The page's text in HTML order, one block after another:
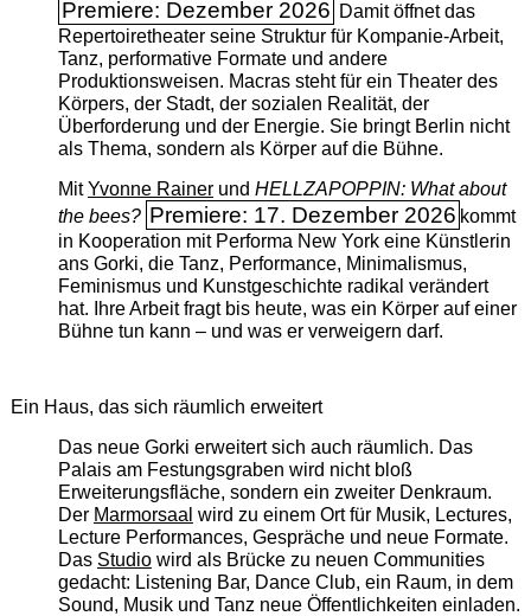
Premiere: Dezember 2026 Damit öffnet das
Repertoiretheater seine Struktur für Kompanie-Arbeit,
Tanz, performative Formate und andere
Produktionsweisen. Macras steht für ein Theater des
Körpers, der Stadt, der sozialen Realität, der
Überforderung und der Energie. Sie bringt Berlin nicht
als Thema, sondern als Körper auf die Bühne.
MitYvonne Rainerund HELLZAPOPPIN: What about
the bees? Premiere: 17. Dezember 2026 kommt
in Kooperation mit Performa New York eine Künstlerin
ans Gorki, die Tanz, Performance, Minimalismus,
Feminismus und Kunstgeschichte radikal verändert
hat. Ihre Arbeit fragt bis heute, was ein Körper auf einer
Bühne tun kann – und was er verweigern darf.
Ein Haus, das sich räumlich erweitert
Das neue Gorki erweitert sich auch räumlich. Das
Palais am Festungsgraben wird nicht bloß
Erweiterungsfläche, sondern ein zweiter Denkraum.
Der Marmorsaal wird zu einem Ort für Musik, Lectures,
Lecture Performances, Gespräche und neue Formate.
Das Studiowird als Brücke zu neuen Communities
gedacht: Listening Bar, Dance Club, ein Raum, in dem
Sound, Musik und Tanz neue Öffentlichkeiten einladen.